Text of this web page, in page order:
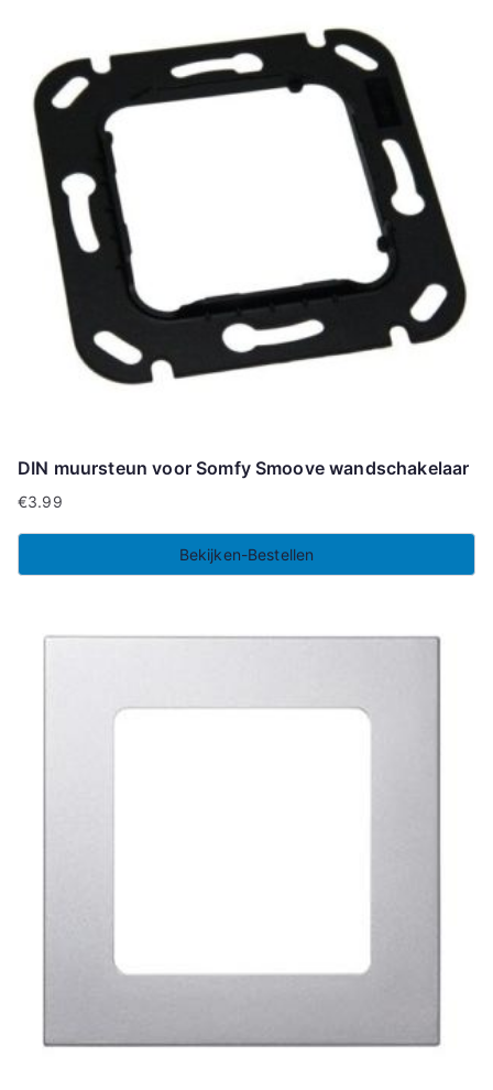
DIN muursteun voor Somfy Smoove wandschakelaar
€3.99
Bekijken-Bestellen